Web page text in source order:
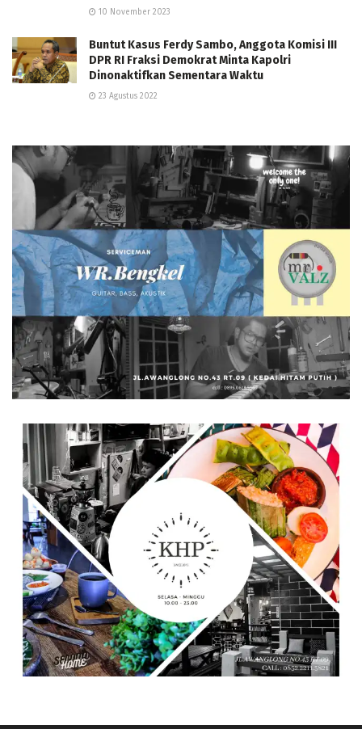
10 November 2023
Buntut Kasus Ferdy Sambo, Anggota Komisi III
DPR RI Fraksi Demokrat Minta Kapolri
Dinonaktifkan Sementara Waktu
23 Agustus 2022